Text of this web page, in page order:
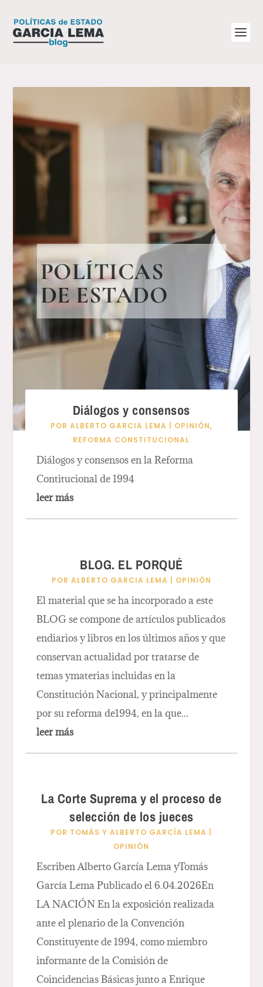
POLÍTICAS
DE ESTADO
Diálogos y consensos
POR ALBERTO GARCIA LEMA OPINIÓN,
REFORMA CONSTITUCIONAL
Diálogos y consensos en la Reforma
Contitucional de 1994
leer más
BLOG. EL PORQUÉ
POR ALBERTO GARCIA LEMA OPINIÓN
El material que se ha incorporado a este
BLOG se compone de artículos publicados
endiarios y libros en los últimos años y que
conservan actualidad por tratarse de
temas ymaterias incluidas en la
Constitución Nacional, y principalmente
por su reforma de1994, en la que...
leer más
La Corte Suprema y el proceso de
selección de los jueces
POR TOMÁS Y ALBERTO GARCÍA LEMA
OPINIÓN
Escriben Alberto García Lema yTomás
García Lema Publicado el 6.04.2026En
LA NACIÓN En la exposición realizada
ante el plenario de la Convención
Constituyente de 1994, como miembro
informante de la Comisión de
Coincidencias Básicas junto a Enrique